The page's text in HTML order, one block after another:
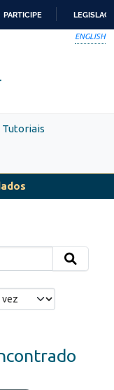
PARTICIPE
ENGLISH
Tutoriais